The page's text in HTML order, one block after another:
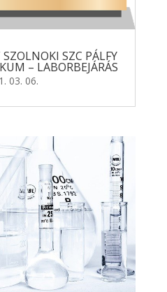
SZC PÁLFY
– LABORBEJÁRÁS
03. 06.